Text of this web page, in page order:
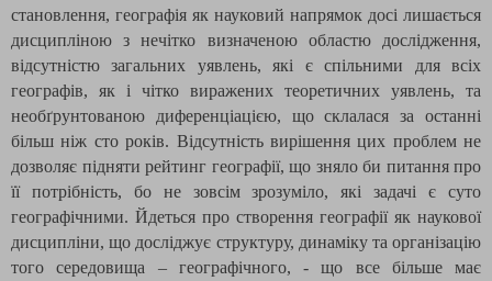
становлення, географія як науковий напрямок досі лишається
дисципліною з нечітко визначеною областю дослідження,
відсутністю загальних уявлень, які є спільними для всіх
географів, як і чітко виражених теоретичних уявлень, та
необґрунтованою диференціацією, що склалася за останні
більш ніж сто років. Відсутність вирішення цих проблем не
дозволяє підняти рейтинг географії, що зняло би питання про
її потрібність, бо не зовсім зрозуміло, які задачі є суто
географічними. Йдеться про створення географії як наукової
дисципліни, що досліджує структуру, динаміку та організацію
того середовища – географічного, - що все більше має